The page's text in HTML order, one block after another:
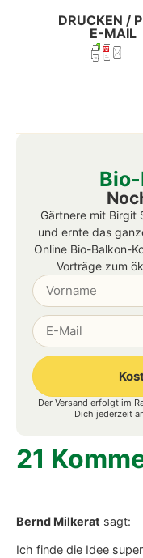
DRUCKEN /
E-MAIL
Gärtnere mit Birgit
und ernte das
Online Bio-Balkon-
Vorträge zum
Alternative:
Der Versand erfolgt im
Dich jederzeit
21
Bernd Milkerat sagt:
Ich fin­de die Idee